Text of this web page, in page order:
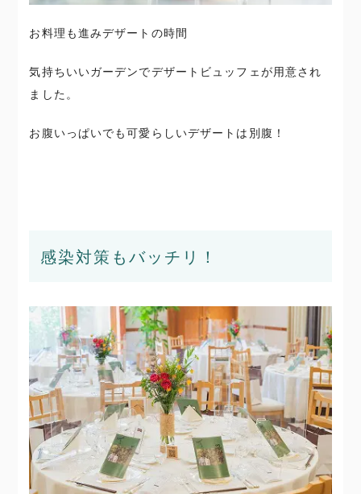
お料理も進みデザートの時間
気持ちいいガーデンでデザートビュッフェが用意され
ました。
お腹いっぱいでも可愛らしいデザートは別腹！
感染対策もバッチリ！